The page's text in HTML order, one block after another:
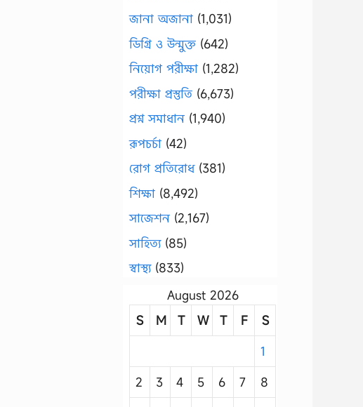
জানা অজানা (1,031)
ডিগ্রি ও উন্মুক্ত (642)
নিয়োগ পরীক্ষা (1,282)
পরীক্ষা প্রস্তুতি (6,673)
প্রশ্ন সমাধান (1,940)
রূপচর্চা (42)
রোগ প্রতিরোধ(381)
শিক্ষা (8,492)
সাজেশন (2,167)
সাহিত্য(85)
স্বাস্থ্য(833)
August 2026
S
M T W T F
S
1
2
3 4 5 6 7
8